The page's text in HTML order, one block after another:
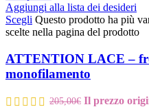
Aggiungi alla lista dei desideri
Scegli Questo prodotto ha più
scelte nella pagina del prodotto
ATTENTION LACE –
monofilamento
205,00€ Il prezzo